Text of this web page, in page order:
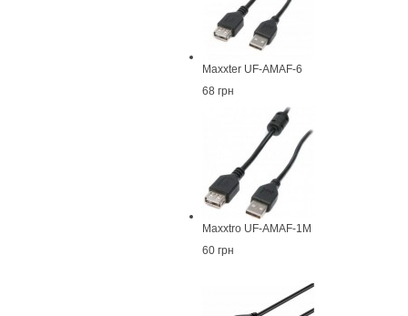
Maxxter UF-AMAF-6
68 грн
Maxxtro UF-AMAF-1М
60 грн